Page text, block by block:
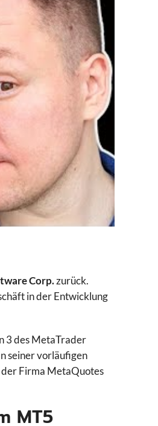
Corp.zurück.
in der Entwicklung
3 des MetaTrader
seiner vorläufigen
Firma MetaQuotes
MT5